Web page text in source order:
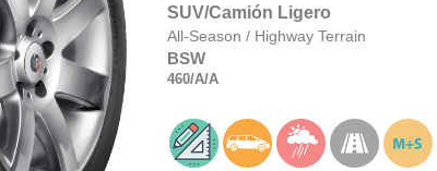
SUV/Camión Ligero
All-Season / Highway Terrain
BSW
460/A/A